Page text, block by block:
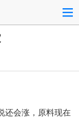
还会涨，原料现在